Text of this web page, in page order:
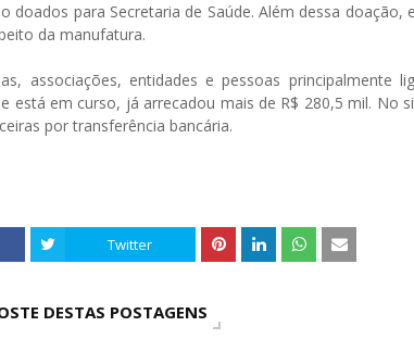
doados para Secretaria de Saúde. Além dessa
da manufatura.
associações, entidades e pessoas principalmente
está em curso, já arrecadou mais de R$ 280,5 mil. No
por transferência bancária.
Twitter
DESTAS POSTAGENS